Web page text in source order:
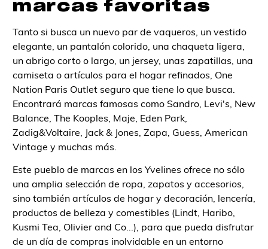
marcas favoritas
Tanto si busca un nuevo par de vaqueros, un vestido
elegante, un pantalón colorido, una chaqueta ligera,
un abrigo corto o largo, un jersey, unas zapatillas, una
camiseta o artículos para el hogar refinados, One
Nation Paris Outlet seguro que tiene lo que busca.
Encontrará marcas famosas como Sandro, Levi's, New
Balance, The Kooples, Maje, Eden Park,
Zadig&Voltaire, Jack & Jones, Zapa, Guess, American
Vintage y muchas más.
Este pueblo de marcas en los Yvelines ofrece no sólo
una amplia selección de ropa, zapatos y accesorios,
sino también artículos de hogar y decoración, lencería,
productos de belleza y comestibles (Lindt, Haribo,
Kusmi Tea, Olivier and Co...), para que pueda disfrutar
de un día de compras inolvidable en un entorno